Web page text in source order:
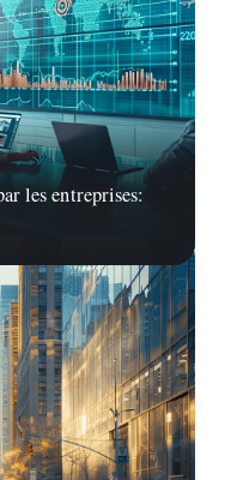
les entreprises: